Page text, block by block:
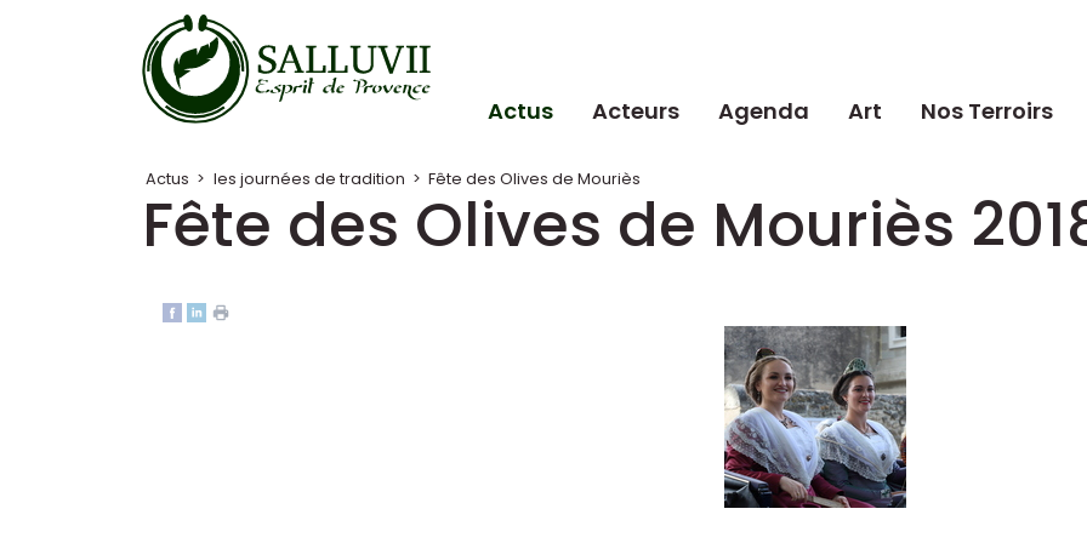
Panneau de gestion des cookies
Actus Acteurs Agenda Art Nos Terroirs
Actus > les journées de tradition > Fête des Olives de Mouriès
Fête des Olives de Mouriès